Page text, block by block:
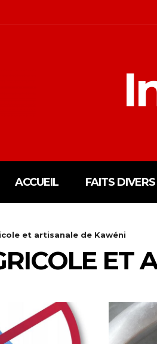
ACCUEIL FAITS DIVERS
et artisanale de Kawéni
ET